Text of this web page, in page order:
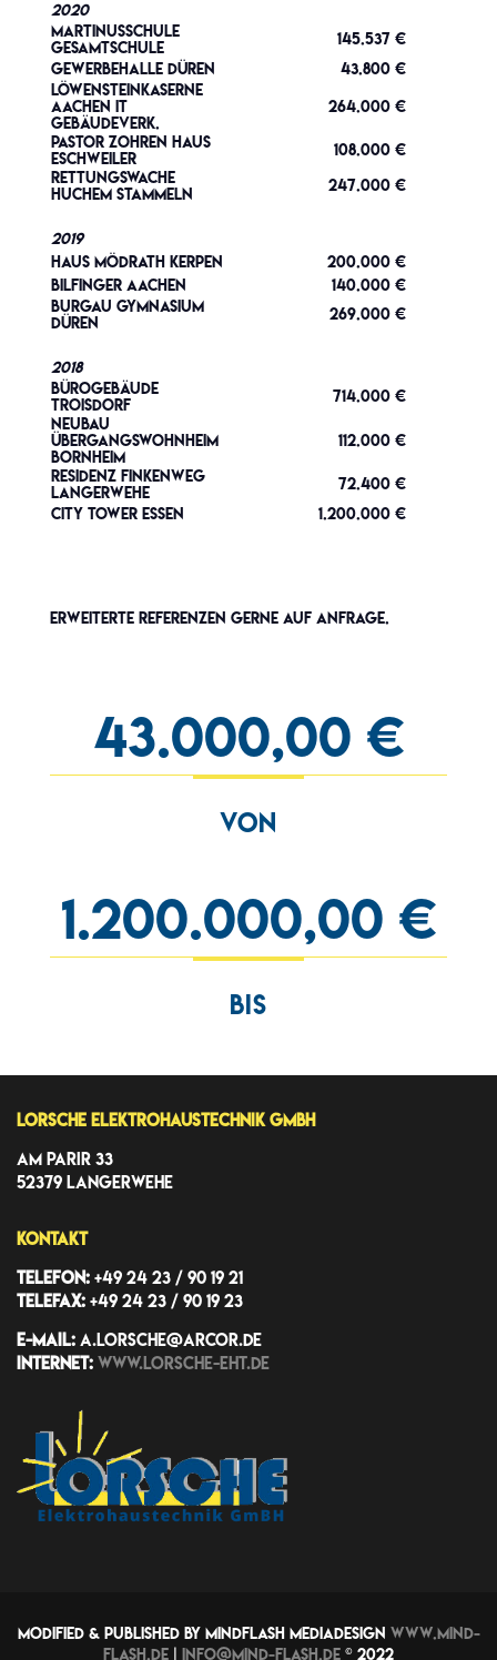
2020
Martinusschule
Gesamtschule
145.537 €
Gewerbehalle Düren
43.800 €
Löwensteinkaserne
Aachen IT
Gebäudeverk.
264.000 €
Pastor Zohren Haus
Eschweiler
108.000 €
Rettungswache
Huchem Stammeln
247.000 €
2019
Haus Mödrath Kerpen
200.000 €
Bilfinger Aachen
140.000 €
Burgau Gymnasium
Düren
269.000 €
2018
Bürogebäude
Troisdorf
714.000 €
Neubau
Übergangswohnheim
Bornheim
112.000 €
Residenz Finkenweg
Langerwehe
72.400 €
City Tower Essen
1.200.000 €
Erweiterte Referenzen gerne auf Anfrage.
43.000,00 €
VON
1.200.000,00 €
BIS
Lorsche Elektrohaustechnik GmbH
Am Parir 33
52379 Langerwehe
Kontakt
Telefon: +49 24 23 / 90 19 21
Telefax: +49 24 23 / 90 19 23
E-Mail: a.lorsche@arcor.de
Internet: www.lorsche-eht.de
Modified & published by MindFlash MEDIADESIGN www.mind-
flash.de | info@mind-flash.de © 2022